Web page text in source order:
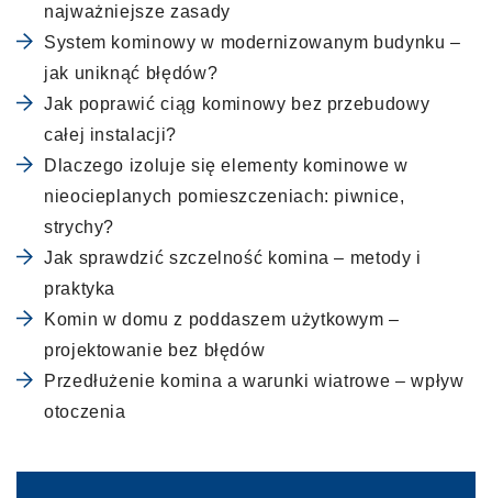
najważniejsze zasady
System kominowy w modernizowanym budynku –
jak uniknąć błędów?
Jak poprawić ciąg kominowy bez przebudowy
całej instalacji?
Dlaczego izoluje się elementy kominowe w
nieocieplanych pomieszczeniach: piwnice,
strychy?
Jak sprawdzić szczelność komina – metody i
praktyka
Komin w domu z poddaszem użytkowym –
projektowanie bez błędów
Przedłużenie komina a warunki wiatrowe – wpływ
otoczenia